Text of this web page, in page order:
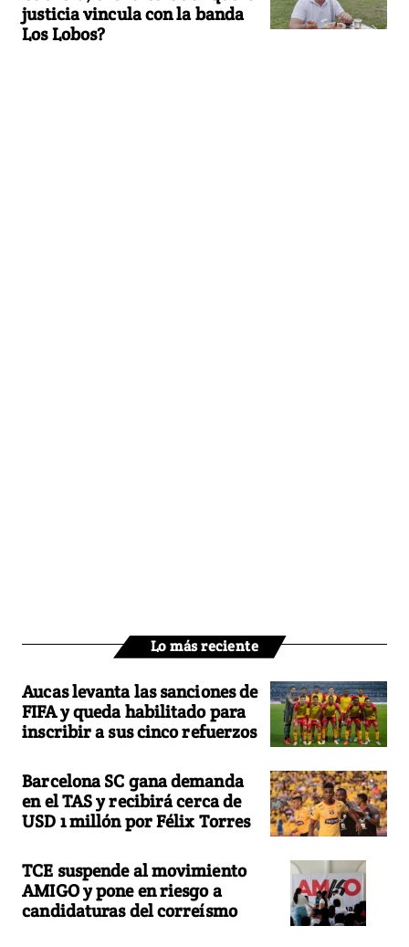
justicia vincula con la banda
Los Lobos?
Lo más reciente
Aucas levanta las sanciones de
FIFA y queda habilitado para
inscribir a sus cinco refuerzos
Barcelona SC gana demanda
en el TAS y recibirá cerca de
USD 1 millón por Félix Torres
TCE suspende al movimiento
AMIGO y pone en riesgo a
candidaturas del correísmo